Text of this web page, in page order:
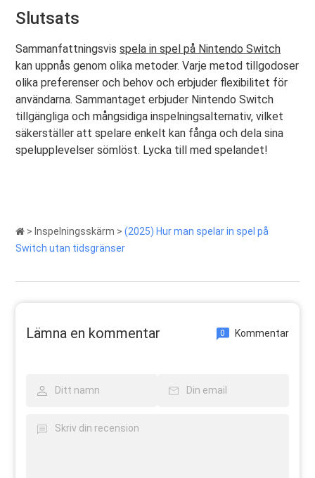
Slutsats
Sammanfattningsvisspela in spel på Nintendo Switch
kan uppnås genom olika metoder. Varje metod tillgodoser
olika preferenser och behov och erbjuder flexibilitet för
användarna. Sammantaget erbjuder Nintendo Switch
tillgängliga och mångsidiga inspelningsalternativ, vilket
säkerställer att spelare enkelt kan fånga och dela sina
spelupplevelser sömlöst. Lycka till med spelandet!
> Inspelningsskärm >(2025) Hur man spelar in spel på
Switch utan tidsgränser
Lämna en kommentar 0 Kommentar